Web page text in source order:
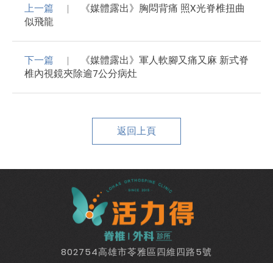
上一篇
《媒體露出》胸悶背痛 照X光脊椎扭曲
似飛龍
下一篇
《媒體露出》軍人軟腳又痛又麻 新式脊
椎內視鏡夾除逾7公分病灶
返回上頁
802754高雄市苓雅區四維四路5號